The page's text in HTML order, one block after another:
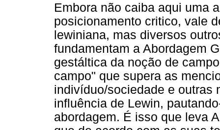
Embora não caiba aqui uma
posicionamento critico, vale
lewiniana, mas diversos
fundamentam a Abordagem
gestáltica da noção de
campo" que supera as
indivíduo/sociedade e outras
influência de Lewin,
abordagem. É isso que leva